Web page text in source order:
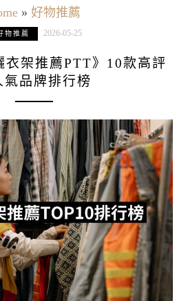
» 好物推薦
物推薦 2026-05-25
衣架推薦PTT》10款高評
氣品牌排行榜